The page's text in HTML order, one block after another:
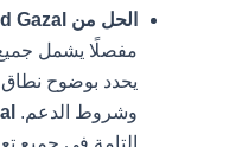
الحل من Rapid Gazal:
مفصلًا يشمل جميع
يحدد بوضوح نطاق
وشروط الدعم.
التامة في جميع